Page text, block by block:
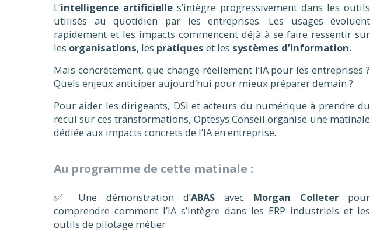
L’intelligence artificielle s’intègre progressivement dans les outils
utilisés au quotidien par les entreprises. Les usages évoluent
rapidement et les impacts commencent déjà à se faire ressentir sur
les organisations, les pratiques et les systèmes d’information.
Mais concrètement, que change réellement l’IA pour les entreprises ?
Quels enjeux anticiper aujourd’hui pour mieux préparer demain ?
Pour aider les dirigeants, DSI et acteurs du numérique à prendre du
recul sur ces transformations, Optesys Conseil organise une matinale
dédiée aux impacts concrets de l’IA en entreprise.
Au programme de cette matinale :
✅ Une démonstration d’ABAS avec Morgan Colleter pour
comprendre comment l’IA s’intègre dans les ERP industriels et les
outils de pilotage métier